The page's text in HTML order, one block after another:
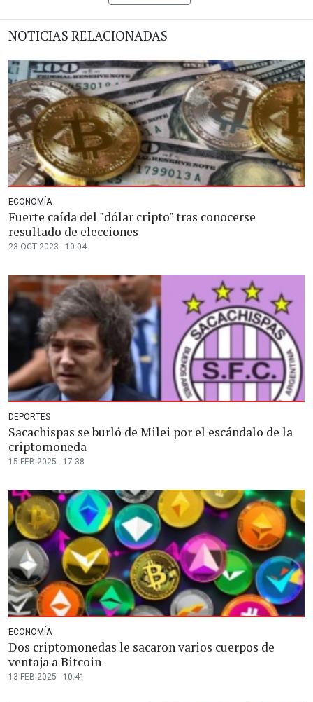
NOTICIAS RELACIONADAS
ECONOMÍA
Fuerte caída del "dólar cripto" tras conocerse
resultado de elecciones
23 OCT 2023 - 10:04
DEPORTES
Sacachispas se burló de Milei por el escándalo de la
criptomoneda
15 FEB 2025 - 17:38
ECONOMÍA
Dos criptomonedas le sacaron varios cuerpos de
ventaja a Bitcoin
13 FEB 2025 - 10:41